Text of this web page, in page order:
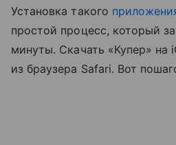
Установка такого
простой процесс, который
минуты. Скачать «Купер» на
из браузера Safari. Вот